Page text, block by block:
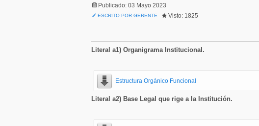
Publicado: 03 Mayo 2023
ESCRITO POR GERENTE Visto: 1825
Literal a1) Organigrama Institucional .
Estructura Orgánico Funcional
Literal a2) Base Legal que rige a la Institución.